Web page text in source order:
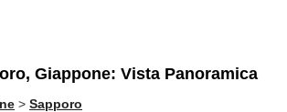
Giappone: Vista Panoramica
> Sapporo